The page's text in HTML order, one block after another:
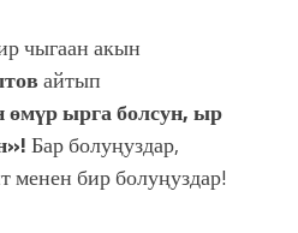
чыгаан акын
айтып
өмүр ырга болсун, ыр
Бар болуңуздар,
менен бир болуңуздар!